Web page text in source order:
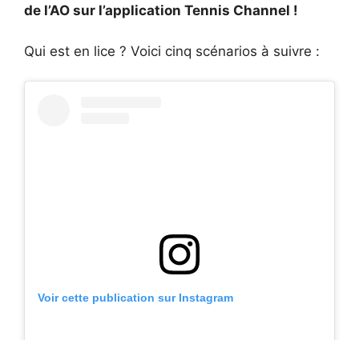
de l’AO sur l’application Tennis Channel !
Qui est en lice ? Voici cinq scénarios à suivre :
Voir cette publication sur Instagram